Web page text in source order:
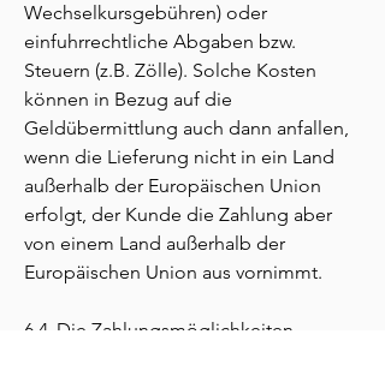
Wechselkursgebühren) oder
einfuhrrechtliche Abgaben bzw.
Steuern (z.B. Zölle). Solche Kosten
können in Bezug auf die
Geldübermittlung auch dann anfallen,
wenn die Lieferung nicht in ein Land
außerhalb der Europäischen Union
erfolgt, der Kunde die Zahlung aber
von einem Land außerhalb der
Europäischen Union aus vornimmt.
6.4 Die Zahlungsmöglichkeiten